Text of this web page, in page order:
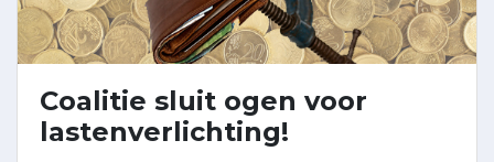
Coalitie sluit ogen voor
lastenverlichting!